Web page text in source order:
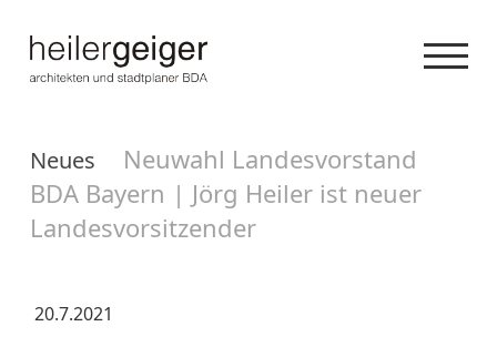
Neues
Neuwahl Landesvorstand
BDA Bayern | Jörg Heiler ist neuer
Landesvorsitzender
20.7.2021